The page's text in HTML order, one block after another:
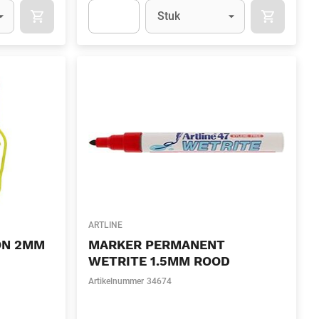
APOK.CATEGORY.PRODUCTS.CART.ADDTOCART
Eenheid
Stuk
2MM
ARTLINE
MARKER PERMANENT
WETRITE 1.5MM ROOD
Artikelnummer 34674